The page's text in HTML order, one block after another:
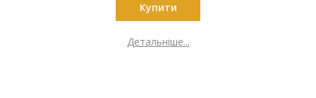
Купити
Детальніше...